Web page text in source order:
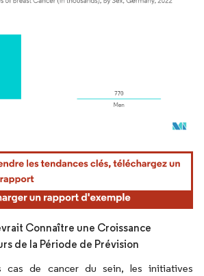
La réutilisation nécessite une attribution sous CC BY
Connaître une Croissance
de la Période de Prévision
cas de cancer du sein, les initiatives